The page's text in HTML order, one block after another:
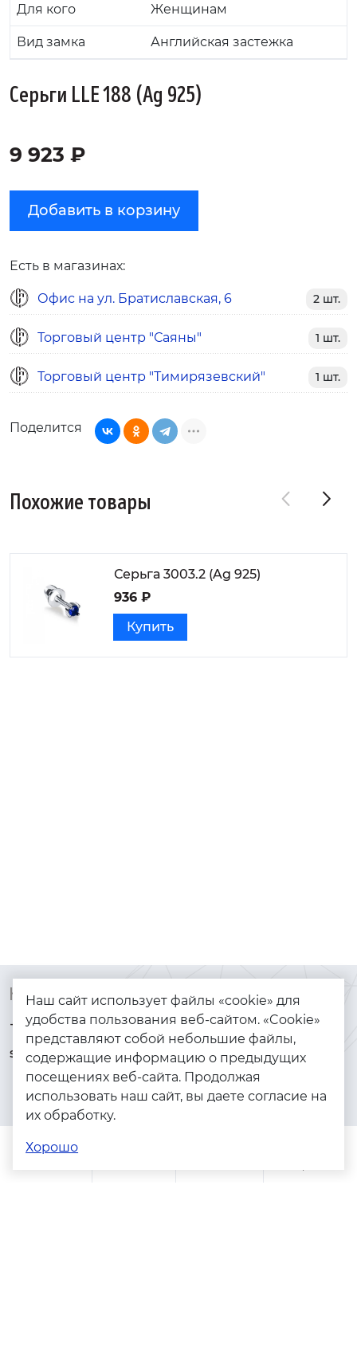
Для кого Женщинам
Вид замка Английская застежка
Серьги LLE 188 (Ag 925)
9 923 ₽
Добавить в корзину
Есть в магазинах:
Офис на ул. Братиславская, 6 2 шт.
Торговый центр "Саяны" 1 шт.
Торговый центр "Тимирязевский" 1 шт.
Поделится
Похожие товары
Серьга 3003.2 (Ag 925)
936 ₽
Купить
Контакты
+7 (925) 144-64-73
serebryanyye.grani@mail.ru
Каталог
Браслеты
Золото
Серебро
Помощь
Наш сайт использует файлы «cookie» для
удобства пользования веб-сайтом. «Cookie»
представляют собой небольшие файлы,
содержащие информацию о предыдущих
посещениях веб-сайта. Продолжая
использовать наш сайт, вы даете согласие на
их обработку.
Хорошо